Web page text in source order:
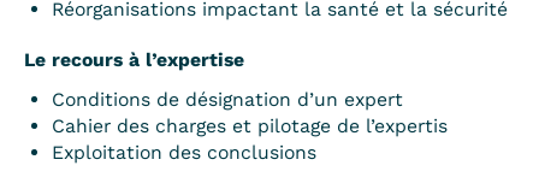
Réorganisations impactant la santé et la sécurité
Le recours à l’expertise
Conditions de désignation d’un expert
Cahier des charges et pilotage de l’expertis
Exploitation des conclusions